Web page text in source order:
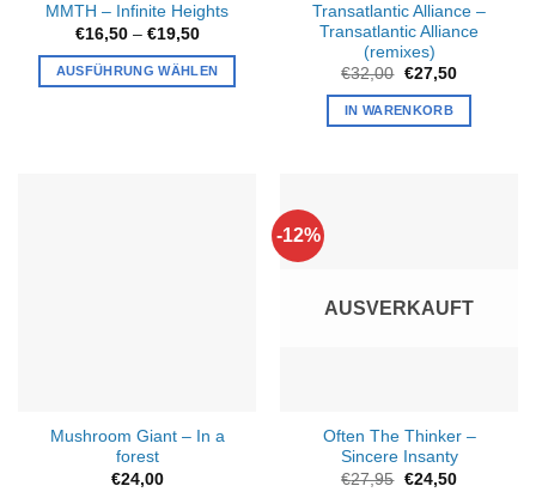
MMTH – Infinite Heights
€16,50 – €19,50Preisspanne:
bis
€19,50
AUSFÜHRUNG WÄHLEN
Transatlantic Alliance –
Transatlantic Alliance
(remixes)
€32,00 Ursprünglicher
war:
€32,00
€27,50Aktueller
IN WARENKORB
Mushroom Giant – In a
forest
€24,00
-12%
AUSVERKAUFT
Often The Thinker –
Sincere Insanty
€27,95 Ursprünglicher
€24,50Aktueller